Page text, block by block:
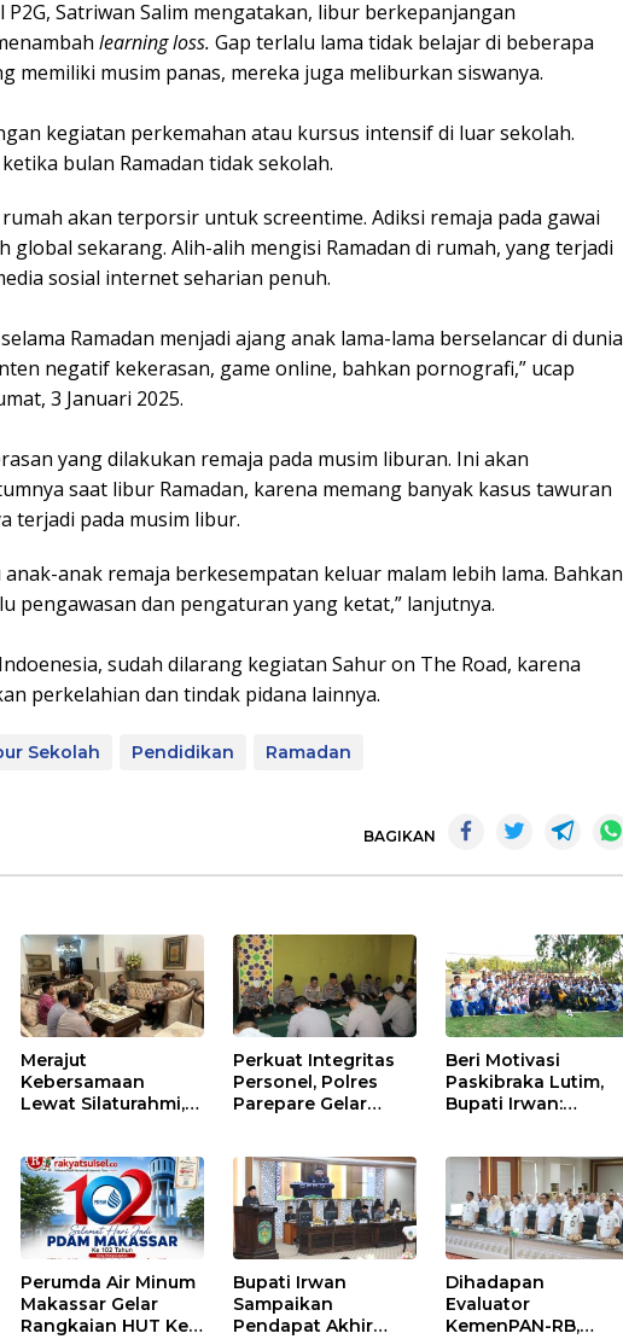
Satriwan Salim mengatakan, libur berkepanjangan
learning loss. Gap terlalu lama tidak belajar di beberapa
memiliki musim panas, mereka juga meliburkan siswanya.
kegiatan perkemahan atau kursus intensif di luar sekolah.
bulan Ramadan tidak sekolah.
akan terporsir untuk screentime. Adiksi remaja pada gawai
global sekarang. Alih-alih mengisi Ramadan di rumah, yang terjadi
sosial internet seharian penuh.
Ramadan menjadi ajang anak lama-lama berselancar di dunia
negatif kekerasan, game online, bahkan pornografi,” ucap
3 Januari 2025.
yang dilakukan remaja pada musim liburan. Ini akan
saat libur Ramadan, karena memang banyak kasus tawuran
terjadi pada musim libur.
anak-anak remaja berkesempatan keluar malam lebih lama. Bahkan
pengawasan dan pengaturan yang ketat,” lanjutnya.
sudah dilarang kegiatan Sahur on The Road, karena
perkelahian dan tindak pidana lainnya.
Sekolah Pendidikan Ramadan
BAGIKAN
Merajut
Kebersamaan
Lewat Silaturahmi,
dengan Tokoh
Masyarakat
Perkuat Integritas
Personel, Polres
Parepare Gelar
Beri Motivasi
Paskibraka Lutim,
Bupati Irwan:
Perhatian
Perumda Air Minum
Makassar Gelar
Rangkaian HUT Ke-
Bupati Irwan
Sampaikan
Pendapat Akhir
Dihadapan
Evaluator
KemenPAN-RB,